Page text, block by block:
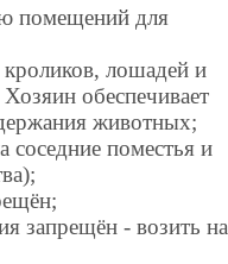
помещений для
лошадей и
обеспечивает
животных;
соседние поместья и
запрещён - возить на